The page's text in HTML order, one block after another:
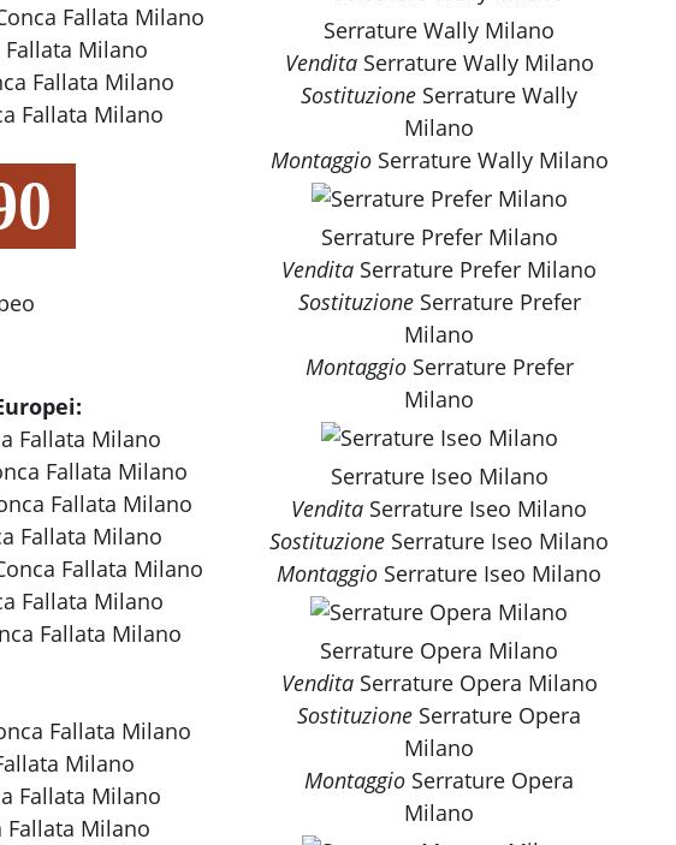
Fallata Milano
Milano
Fallata Milano
Fallata Milano
Fallata Milano
Fallata Milano
Fallata Milano
Fallata Milano
Fallata Milano
Fallata Milano
Fallata Milano
Fallata Milano
Milano
Fallata Milano
Fallata Milano
Serrature Wally Milano
Vendita Serrature Wally Milano
Sostituzione Serrature Wally
Milano
Montaggio Serrature Wally Milano
Serrature Prefer Milano
Vendita Serrature Prefer Milano
Sostituzione Serrature Prefer
Milano
Montaggio Serrature Prefer
Milano
Serrature Iseo Milano
Vendita Serrature Iseo Milano
Sostituzione Serrature Iseo Milano
Montaggio Serrature Iseo Milano
Serrature Opera Milano
Vendita Serrature Opera Milano
Sostituzione Serrature Opera
Milano
Montaggio Serrature Opera
Milano